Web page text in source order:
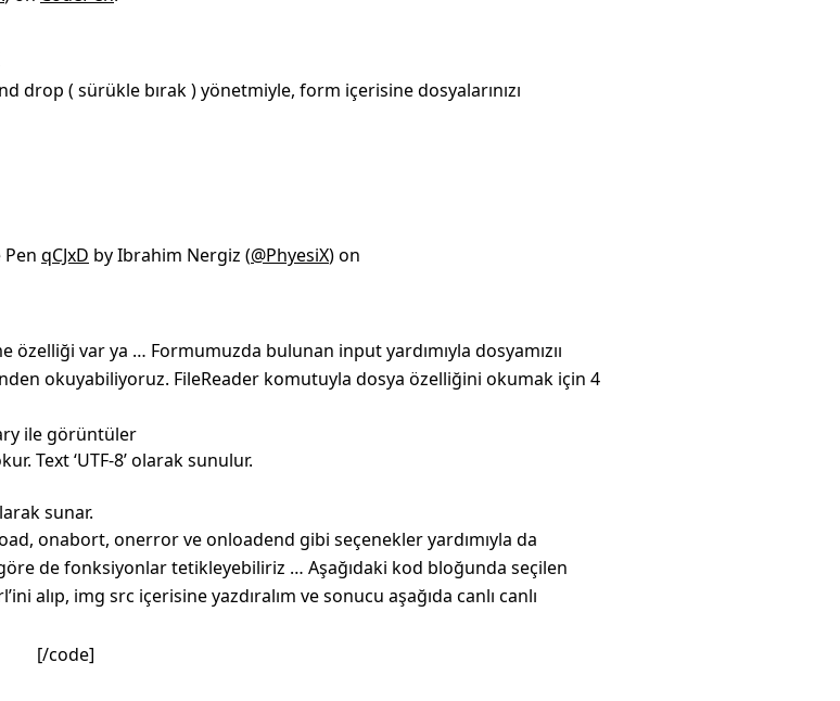
drop ( sürükle bırak ) yönetmiyle, form içerisine dosyalarınızı
qCJxD by Ibrahim Nergiz (@PhyesiX) on
özelliği var ya … Formumuzda bulunan input yardımıyla dosyamızıı
okuyabiliyoruz. FileReader komutuyla dosya özelliğini okumak için 4
ile görüntüler
Text ‘UTF-8’ olarak sunulur.
sunar.
onabort, onerror ve onloadend gibi seçenekler yardımıyla da
de fonksiyonlar tetikleyebiliriz … Aşağıdaki kod bloğunda seçilen
alıp, img src içerisine yazdıralım ve sonucu aşağıda canlı canlı
[/code]